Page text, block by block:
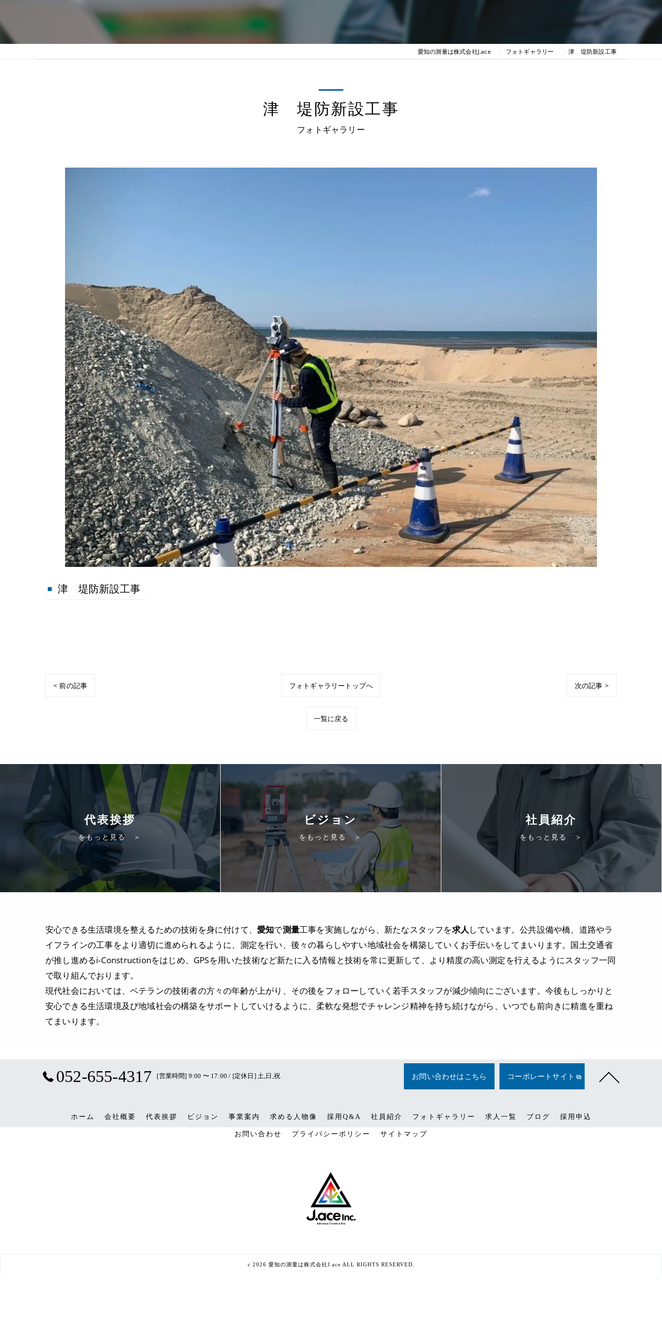
愛知の測量は株式会社J.ace フォトギャラリー 津 堤防新設工事
フォトギャラリー
津 堤防新設工事
津 堤防新設工事
< 前の記事 フォトギャラリートップへ 次の記事 >
一覧に戻る
代表挨拶
をもっと見る ＞
ビジョン
をもっと見る ＞
社員紹介
をもっと見る ＞
安心できる生活環境を整えるための技術を身に付けて、愛知で測量工事を実施しながら、新たなスタッフを求人 しています。公共設備や橋、道路やラ
イフラインの工事をより適切に進められるように、測定を行い、後々の暮らしやすい地域社会を構築していくお手伝いをしてまいります。国土交通省
が推し進めるi-Constructionをはじめ、GPSを用いた技術など新たに入る情報と技術を常に更新して、より精度の高い測定を行えるようにスタッフ一同
で取り組んでおります。
現代社会においては、ベテランの技術者の方々の年齢が上がり、その後をフォローしていく若手スタッフが減少傾向にございます。今後もしっかりと
安心できる生活環境及び地域社会の構築をサポートしていけるように、柔軟な発想でチャレンジ精神を持ち続けながら、いつでも前向きに精進を重ね
てまいります。
052-655-4317 [営業時間] 9:00 〜 17:00 / [定休日] 土,日,祝 お問い合わせはこちら コーポレートサイト
ホーム 会社概要 代表挨拶 ビジョン 事業案内 求める人物像 採用Q&A 社員紹介 フォトギャラリー 求人一覧 ブログ 採用申込
お問い合わせ プライバシーポリシー サイトマップ
c 2026 愛知の測量は株式会社J.ace ALL RIGHTS RESERVED.